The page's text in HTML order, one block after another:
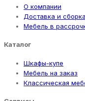
О компании
Доставка и сборка
Мебель в
Каталог
Шкафы-купе
Мебель на заказ
Классическая